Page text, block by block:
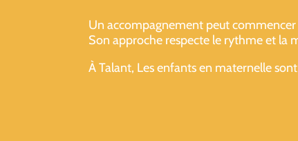
Un accompagnement peut
Son approche respecte le rythme et la
À Talant, Les enfants en maternelle